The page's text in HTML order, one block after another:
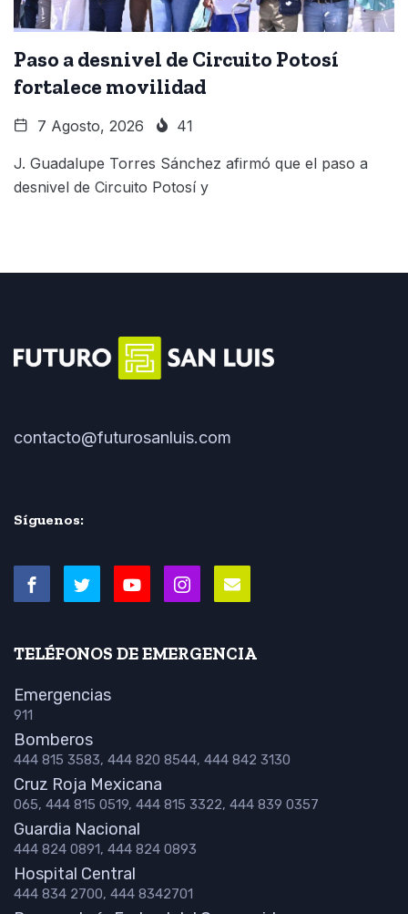
Paso a desnivel de Circuito Potosí
fortalece movilidad
7 Agosto, 2026 41
J. Guadalupe Torres Sánchez afirmó que el paso a
desnivel de Circuito Potosí y
contacto@futurosanluis.com
Síguenos:
TELÉFONOS DE EMERGENCIA
Emergencias
911
Bomberos
444 815 3583, 444 820 8544, 444 842 3130
Cruz Roja Mexicana
065, 444 815 0519, 444 815 3322, 444 839 0357
Guardia Nacional
444 824 0891, 444 824 0893
Hospital Central
444 834 2700, 444 8342701